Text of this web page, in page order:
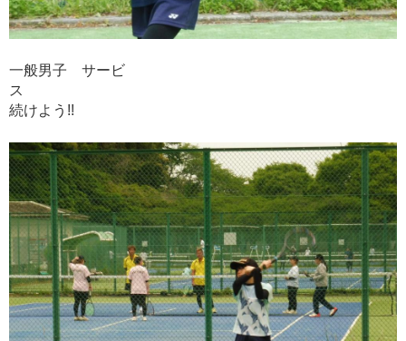
一般男子 サービ
ス
続けよう!!